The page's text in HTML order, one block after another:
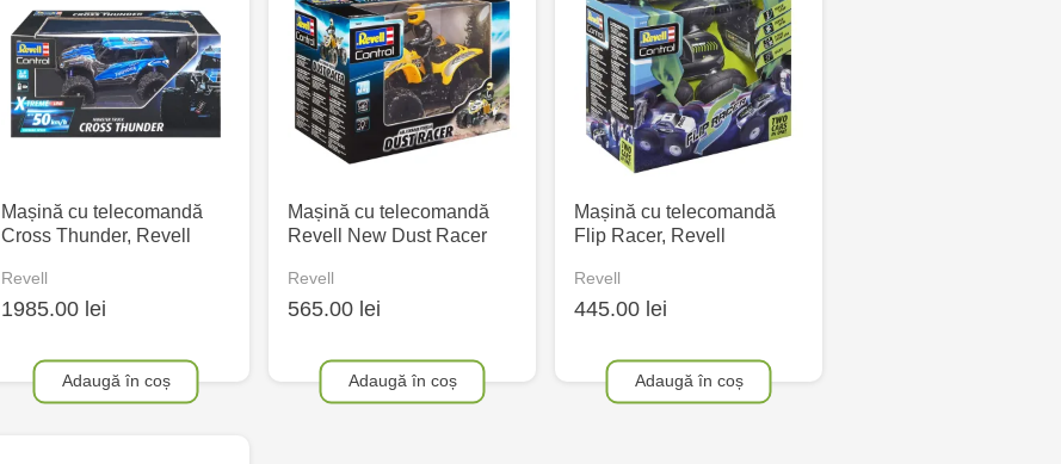
Mașină cu telecomandă
Cross Thunder, Revell
Revell
1985.00 lei
Adaugă în coș
Mașină cu telecomandă
Revell New Dust Racer
Revell
565.00 lei
Adaugă în coș
Mașină cu telecomandă
Flip Racer, Revell
Revell
445.00 lei
Adaugă în coș